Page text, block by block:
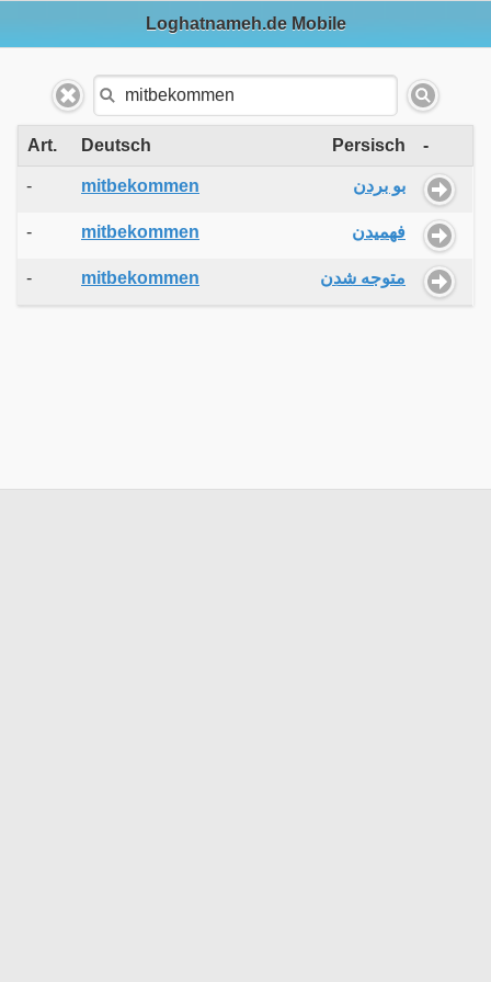
Loghatnameh.de Mobile
Art. Deutsch Persisch -
- mitbekommen بو بردن
- mitbekommen فهمیدن
- mitbekommen متوجه شدن